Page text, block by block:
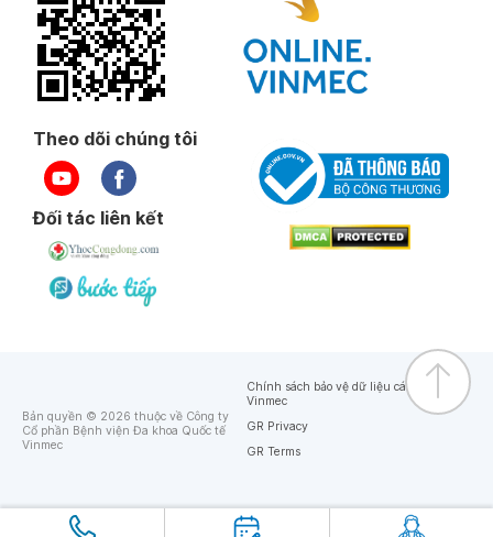
Theo dõi chúng tôi
Đối tác liên kết
Bản quyền © 2026 thuộc về Công ty
Cổ phần Bệnh viện Đa khoa Quốc tế
Vinmec
Chính sách bảo vệ dữ liệu cá nhân của
Vinmec
GR Privacy
GR Terms